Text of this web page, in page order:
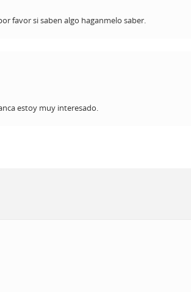
favor si saben algo haganmelo saber.
estoy muy interesado.